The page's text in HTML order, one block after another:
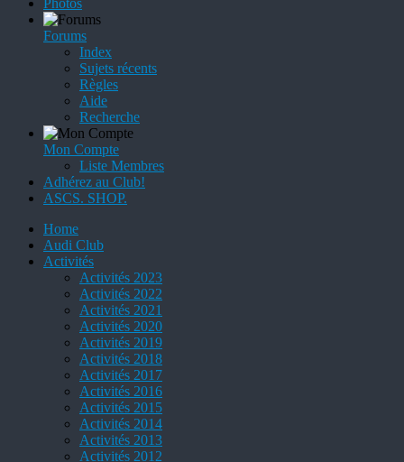
Photos
Forums
Index
Sujets récents
Règles
Aide
Recherche
Mon Compte
Liste Membres
Adhérez au Club!
ASCS. SHOP.
Home
Audi Club
Activités
Activités 2023
Activités 2022
Activités 2021
Activités 2020
Activités 2019
Activités 2018
Activités 2017
Activités 2016
Activités 2015
Activités 2014
Activités 2013
Activités 2012